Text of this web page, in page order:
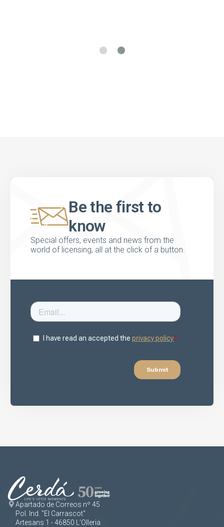
Be the first to
know
Special offers, events and news from the
world of licensing, all at the click of a button.
Apartado de Correos nº 45
Pol. Ind. "El Carrascot"
Artesans 1 - 46850 L'Olleria